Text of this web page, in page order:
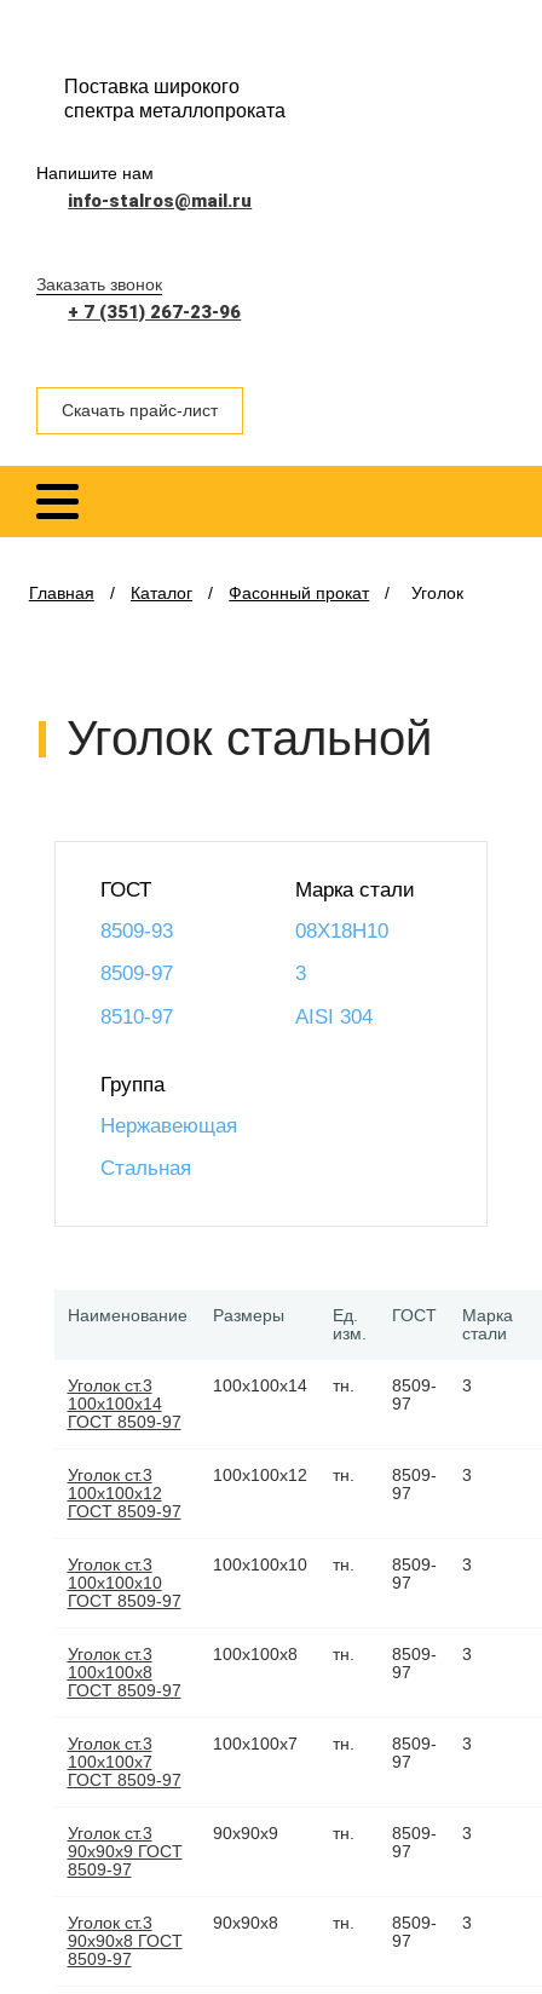
Поставка широкого
спектра металлопроката
Напишите нам
info-stalros@mail.ru
Заказать звонок
+ 7 (351) 267-23-96
Скачать прайс-лист
Главная / Каталог / Фасонный прокат / Уголок
Уголок стальной
ГОСТ
8509-93
8509-97
8510-97
Марка стали
08Х18Н10
3
AISI 304
Группа
Нержавеющая
Стальная
Наименование Размеры
Ед.
изм.
ГОСТ
Марка
стали
Уголок ст.3
100х100х14
ГОСТ 8509-97
100х100х14 тн.
8509-
97
3
Уголок ст.3
100х100х12
ГОСТ 8509-97
100х100х12 тн.
8509-
97
3
Уголок ст.3
100х100х10
ГОСТ 8509-97
100х100х10 тн.
8509-
97
3
Уголок ст.3
100х100х8
ГОСТ 8509-97
100х100х8 тн.
8509-
97
3
Уголок ст.3
100х100х7
ГОСТ 8509-97
100х100х7 тн.
8509-
97
3
Уголок ст.3
90х90х9 ГОСТ
8509-97
90х90х9 тн.
8509-
97
3
Уголок ст.3
90х90х8 ГОСТ
8509-97
90х90х8 тн.
8509-
97
3